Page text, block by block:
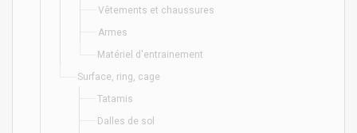
Vêtements et chaussures
Armes
Matériel d'entrainement
Surface, ring, cage
Tatamis
Dalles de sol